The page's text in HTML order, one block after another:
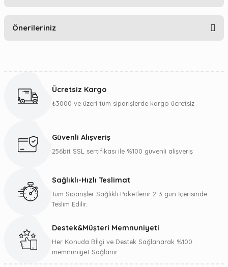
Önerileriniz
Görüş ve önerileriniz için teşekkür ederiz.
Ürün bilgilerinde hatalar bulunuyor.
Gönder
Ücretsiz Kargo
₺3000 ve üzeri tüm siparişlerde kargo ücretsiz
Güvenli Alışveriş
256bit SSL sertifikası ile %100 güvenli alışveriş
Sağlıklı-Hızlı Teslimat
Tüm Siparişler Sağlıklı Paketlenir 2-3 gün İçerisinde
Teslim Edilir.
Destek&Müşteri Memnuniyeti
Her Konuda Bİlgi ve Destek Sağlanarak %100
memnuniyet Sağlanır.